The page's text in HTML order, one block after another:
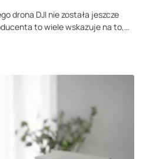
drona DJI nie została jeszcze
to wiele wskazuje na to,…